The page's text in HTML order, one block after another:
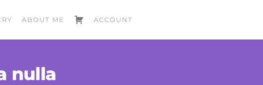
ABOUT ME ACCOUNT
nulla